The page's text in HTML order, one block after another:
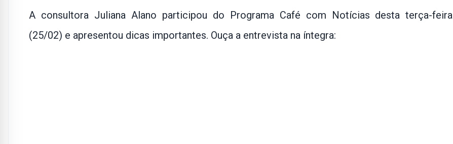
A consultora Juliana Alano participou do Programa Café com Notícias desta terça-feira
(25/02) e apresentou dicas importantes. Ouça a entrevista na íntegra: